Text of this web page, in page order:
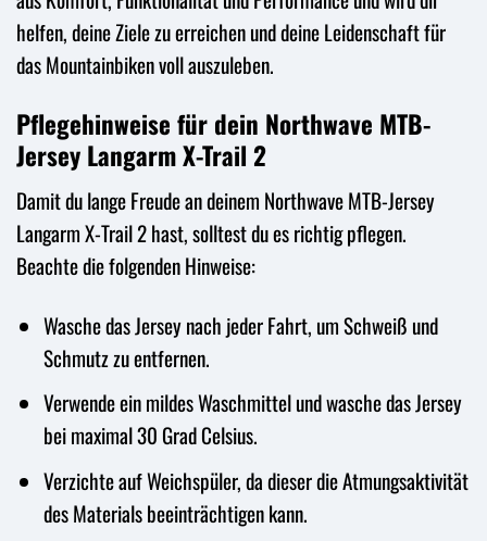
helfen, deine Ziele zu erreichen und deine Leidenschaft für
das Mountainbiken voll auszuleben.
Pflegehinweise für dein Northwave MTB-
Jersey Langarm X-Trail 2
Damit du lange Freude an deinem Northwave MTB-Jersey
Langarm X-Trail 2 hast, solltest du es richtig pflegen.
Beachte die folgenden Hinweise:
Wasche das Jersey nach jeder Fahrt, um Schweiß und
Schmutz zu entfernen.
Verwende ein mildes Waschmittel und wasche das Jersey
bei maximal 30 Grad Celsius.
Verzichte auf Weichspüler, da dieser die Atmungsaktivität
des Materials beeinträchtigen kann.